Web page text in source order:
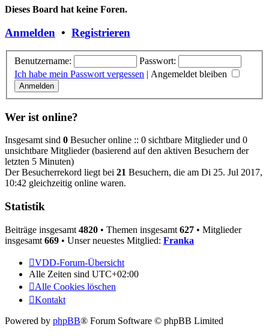
Dieses Board hat keine Foren.
Anmelden • Registrieren
Benutzername:
Passwort:
Ich habe mein Passwort vergessen | Angemeldet bleiben
Wer ist online?
Insgesamt sind 0 Besucher online :: 0 sichtbare Mitglieder und 0
unsichtbare Mitglieder (basierend auf den aktiven Besuchern der
letzten 5 Minuten)
Der Besucherrekord liegt bei 21 Besuchern, die am Di 25. Jul 2017,
10:42 gleichzeitig online waren.
Statistik
Beiträge insgesamt 4820 • Themen insgesamt 627 • Mitglieder
insgesamt 669 • Unser neuestes Mitglied: Franka
VDD-Forum-Übersicht
Alle Zeiten sind UTC+02:00
Alle Cookies löschen
Kontakt
Powered by phpBB® Forum Software © phpBB Limited